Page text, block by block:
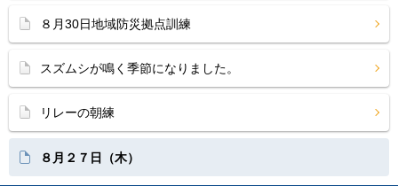
８月30日地域防災拠点訓練
スズムシが鳴く季節になりました。
リレーの朝練
８月２７日（木）